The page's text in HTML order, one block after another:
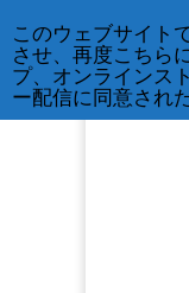
このウェブサイト
させ、再度こちら
プ、オンラインス
ー配信に同意され